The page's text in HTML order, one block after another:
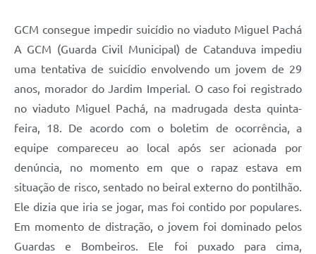
Agenda
Diário Oficial
Editais
GCM consegue impedir suicídio no viaduto Miguel Pachá
A GCM (Guarda Civil Municipal) de Catanduva impediu
uma tentativa de suicídio envolvendo um jovem de 29
anos, morador do Jardim Imperial. O caso foi registrado
no viaduto Miguel Pachá, na madrugada desta quinta-
feira, 18. De acordo com o boletim de ocorrência, a
equipe compareceu ao local após ser acionada por
denúncia, no momento em que o rapaz estava em
situação de risco, sentado no beiral externo do pontilhão.
Ele dizia que iria se jogar, mas foi contido por populares.
Em momento de distração, o jovem foi dominado pelos
Guardas e Bombeiros. Ele foi puxado para cima,